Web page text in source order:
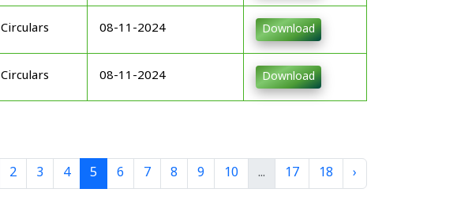
Circulars 08-11-2024 Download
Circulars 08-11-2024 Download
2 3 4 5 6 7 8 9 10 ... 17 18 ›